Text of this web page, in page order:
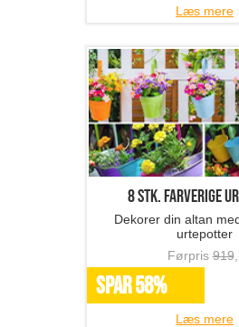
Læs mere
8 stk. farverige
Dekorer din altan
urtepotter
Førpris919
SPAR 58%
Læs mere